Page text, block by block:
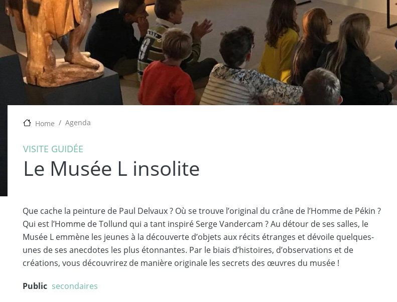
Home Agenda
VISITE GUIDÉE
Le Musée L insolite
Que cache la peinture de Paul Delvaux ? Où se trouve l’original du crâne de l’Homme de Pékin ?
Qui est l’Homme de Tollund qui a tant inspiré Serge Vandercam ? Au détour de ses salles, le
Musée L emmène les jeunes à la découverte d’objets aux récits étranges et dévoile quelques-
unes de ses anecdotes les plus étonnantes. Par le biais d’histoires, d’observations et de
créations, vous découvrirez de manière originale les secrets des œuvres du musée !
Public secondaires